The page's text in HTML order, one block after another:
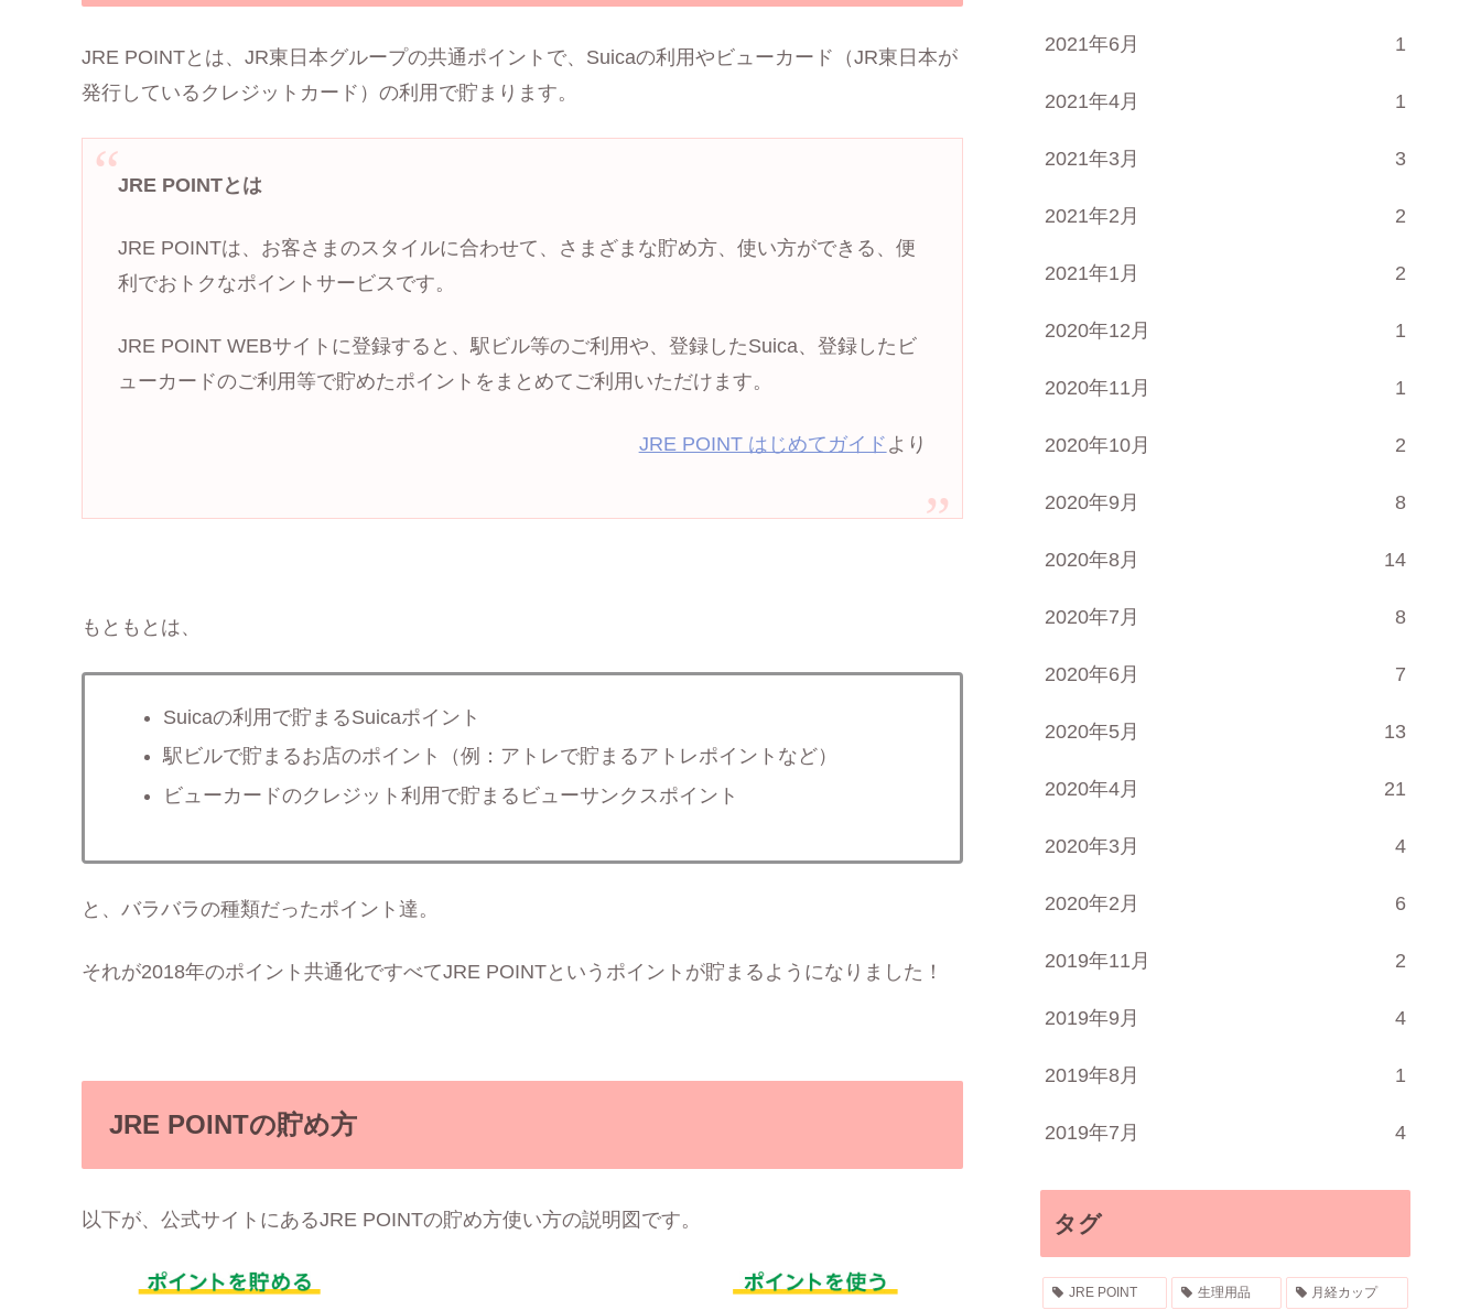
JRE POINTとは、JR東日本グループの共通ポイントで、Suicaの利用やビューカード（JR東日本が
発行しているクレジットカード）の利用で貯まります。
JRE POINTとは
JRE POINTは、お客さまのスタイルに合わせて、さまざまな貯め方、使い方ができる、便
利でおトクなポイントサービスです。
JRE POINT WEBサイトに登録すると、駅ビル等のご利用や、登録したSuica、登録したビ
ューカードのご利用等で貯めたポイントをまとめてご利用いただけます。
JRE POINT はじめてガイド より
もともとは、
Suicaの利用で貯まるSuicaポイント
駅ビルで貯まるお店のポイント（例：アトレで貯まるアトレポイントなど）
ビューカードのクレジット利用で貯まるビューサンクスポイント
と、バラバラの種類だったポイント達。
それが2018年のポイント共通化ですべてJRE POINTというポイントが貯まるようになりました！
JRE POINTの貯め方
以下が、公式サイトにあるJRE POINTの貯め方使い方の説明図です。
2021年6月 1
2021年4月 1
2021年3月 3
2021年2月 2
2021年1月 2
2020年12月 1
2020年11月 1
2020年10月 2
2020年9月 8
2020年8月 14
2020年7月 8
2020年6月 7
2020年5月 13
2020年4月 21
2020年3月 4
2020年2月 6
2019年11月 2
2019年9月 4
2019年8月 1
2019年7月 4
タグ
JRE POINT 生理用品 月経カップ